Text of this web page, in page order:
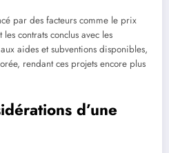
par des facteurs comme le prix
contrats conclus avec les
aides et subventions disponibles,
rendant ces projets encore plus
d’une